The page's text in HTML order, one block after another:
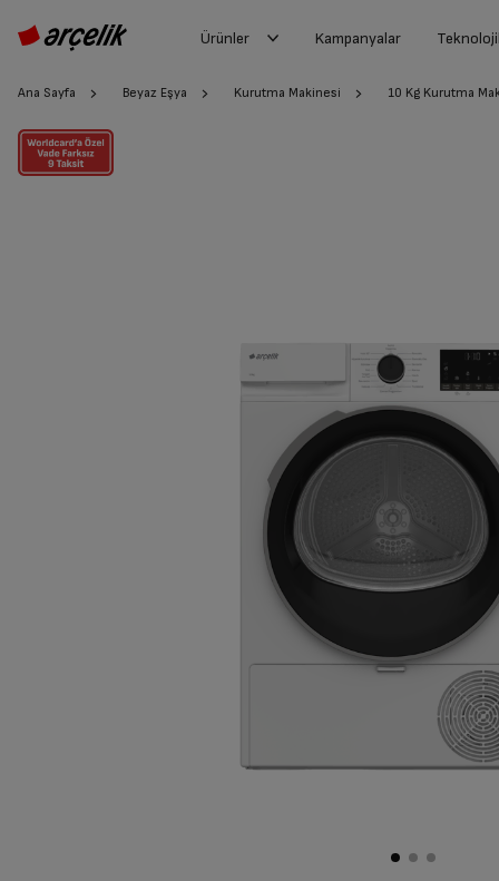
Ürünler Kampanyalar
Ana Sayfa Beyaz Eşya Kurutma Makinesi 10 Kg Kurutma